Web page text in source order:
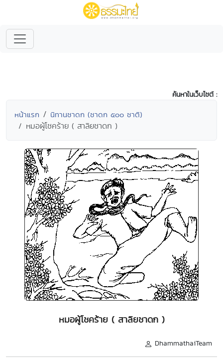
ค้นหาในเว็บไซต์ :
หน้าแรก นิทานชาดก (ชาดก ๕๐๐ ชาติ)
หมอผู้โชคร้าย ( สาลิยชาดก )
หมอผู้โชคร้าย ( สาลิยชาดก )
DhammathaiTeam